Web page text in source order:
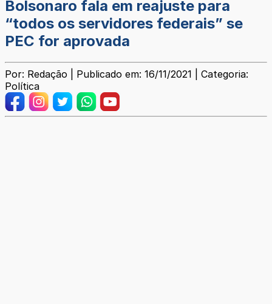
Bolsonaro fala em reajuste para
“todos os servidores federais” se
PEC for aprovada
Por: Redação | Publicado em: 16/11/2021 | Categoria:
Política